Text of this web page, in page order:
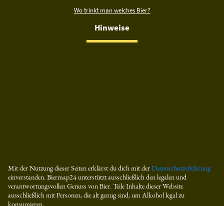
Wo trinkt man welches Bier?
Hinweise
Mit der Nutzung dieser Seiten erklärst du dich mit derDatenschutzerklärung
einverstanden. Biermap24 unterstützt ausschließlich den legalen und
verantwortungsvollen Genuss von Bier. Teile Inhalte dieser Website
ausschließlich mit Personen, die alt genug sind, um Alkohol legal zu
konsumieren.